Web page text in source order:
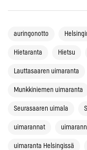
auringonotto
Hietaranta Hietsu
Lauttasaaren uimaranta
Munkkiniemen uimaranta
Seurasaaren uimala
uimarannat
uimaranta Helsingissä